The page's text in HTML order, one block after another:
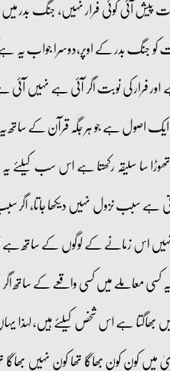
پیش آئی کوئی فرار نہیں، جنگ بدر
جنگ بدر کے اوپر،دوسرا جواب یہ
فرار کی نوبت اگر آئی ہے نہیں
ہے جو ہر جگہ قرآن کے ساتھ یہ
سا سلیقہ رکھتا ہے اس سب
ہے سبب نزول نہیں دیکھا جاتا،
اس زمانے کے لوگوں کے ساتھ ہے
معاملے میں کسی واقعے کے ساتھ اگر
بھاگتا ہے اس شخص کیلئے ہیں، لہذا
کون کون بھاگا تھا کون نہیں بھاگا